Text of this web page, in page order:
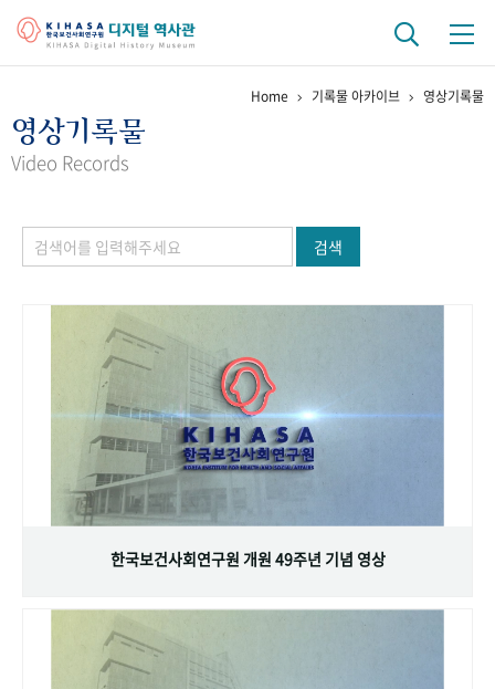
걸어온 길 기관 변천사
정책과 연구 키워드로 보는 연구 역사
연구자들
기록물 아카이브
사진 아카이브 문서 기록물 행정박물 영상 기록물
주년 기념
성과 50선 숫자로 보는 50년
VR 역사관
Home 기록물 아카이브 영상기록물
영상기록물
Video Records
검색
한국보건사회연구원 개원 49주년 기념 영상